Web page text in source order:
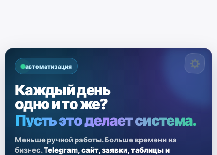
автоматизация
Каждый день
одно и то же?
Пусть это делает система.
Меньше ручной работы. Больше времени на
бизнес.Telegram, сайт, заявки, таблицы и